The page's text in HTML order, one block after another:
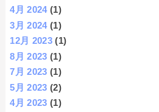
4月 2024(1)
3月 2024(1)
12月 2023 (1)
8月 2023 (1)
7月 2023 (1)
5月 2023 (2)
4月 2023 (1)